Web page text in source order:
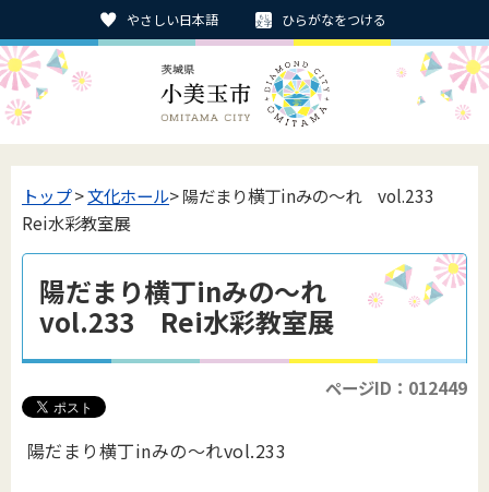
やさしい日本語 ひらがなをつける
トップ>文化ホール> 陽だまり横丁inみの～れ vol.233
Rei水彩教室展
陽だまり横丁inみの～れ
vol.233 Rei水彩教室展
ページID：012449
陽だまり横丁inみの～れvol.233